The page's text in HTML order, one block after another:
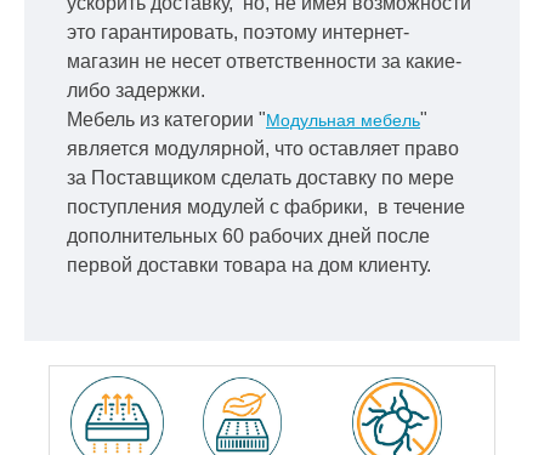
это гарантировать, поэтому интернет-
магазин не несет ответственности за какие-
либо задержки.
Мебель из категории "Модульная мебель"
является модулярной, что оставляет право
за Поставщиком сделать доставку по мере
поступления модулей с фабрики, в течение
дополнительных 60 рабочих дней после
первой доставки товара на дом клиенту.